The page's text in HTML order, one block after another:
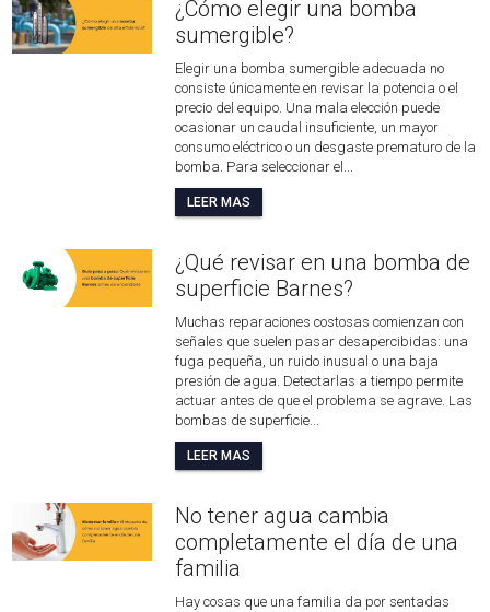
¿Cómo elegir una bomba
sumergible?
Elegir una bomba sumergible adecuada no
consiste únicamente en revisar la potencia o el
precio del equipo. Una mala elección puede
ocasionar un caudal insuficiente, un mayor
consumo eléctrico o un desgaste prematuro de la
bomba. Para seleccionar el...
LEER MAS
¿Qué revisar en una bomba de
superficie Barnes?
Muchas reparaciones costosas comienzan con
señales que suelen pasar desapercibidas: una
fuga pequeña, un ruido inusual o una baja
presión de agua. Detectarlas a tiempo permite
actuar antes de que el problema se agrave. Las
bombas de superficie...
LEER MAS
No tener agua cambia
completamente el día de una
familia
Hay cosas que una familia da por sentadas